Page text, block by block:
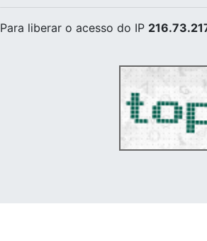
Para liberar o acesso do IP